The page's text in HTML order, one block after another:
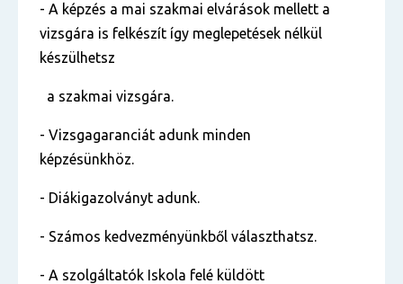
- A képzés a mai szakmai elvárások mellett a
vizsgára is felkészít így meglepetések nélkül
készülhetsz
a szakmai vizsgára.
- Vizsgagaranciát adunk minden
képzésünkhöz.
- Diákigazolványt adunk.
- Számos kedvezményünkből választhatsz.
- A szolgáltatók Iskola felé küldött